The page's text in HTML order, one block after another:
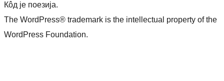
Кôд је поезија.
The WordPress® trademark is the intellectual property of the
WordPress Foundation.